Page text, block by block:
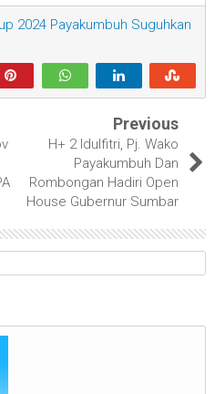
2024 Payakumbuh Suguhkan
Previous
H+ 2 Idulfitri, Pj. Wako
Payakumbuh Dan
Rombongan Hadiri Open
House Gubernur Sumbar